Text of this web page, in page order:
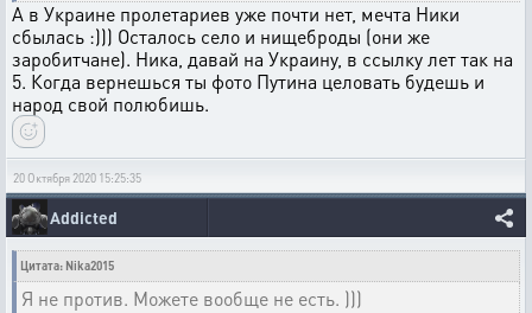
А в Украине пролетариев уже почти нет, мечта Ники
сбылась :))) Осталось село и нищеброды (они же
заробитчане). Ника, давай на Украину, в ссылку лет так на
5. Когда вернешься ты фото Путина целовать будешь и
народ свой полюбишь.
20 Октября 2020 15:25:35
Addicted
Цитата: Nika2015
Я не против. Можете вообще не есть. )))